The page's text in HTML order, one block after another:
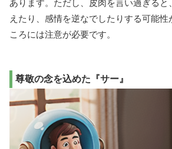
あります。ただし、皮肉を言い過ぎる
えたり、感情を逆なでしたりする可能
ころには注意が必要です。
尊敬の念を込めた『サー』